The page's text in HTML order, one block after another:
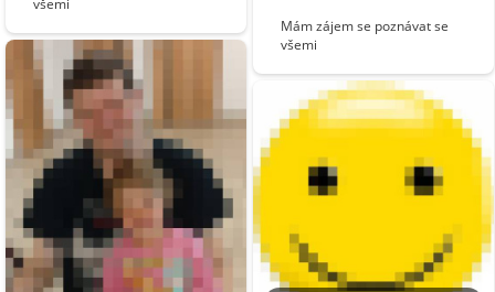
Mám zájem se poznávat se
všemi